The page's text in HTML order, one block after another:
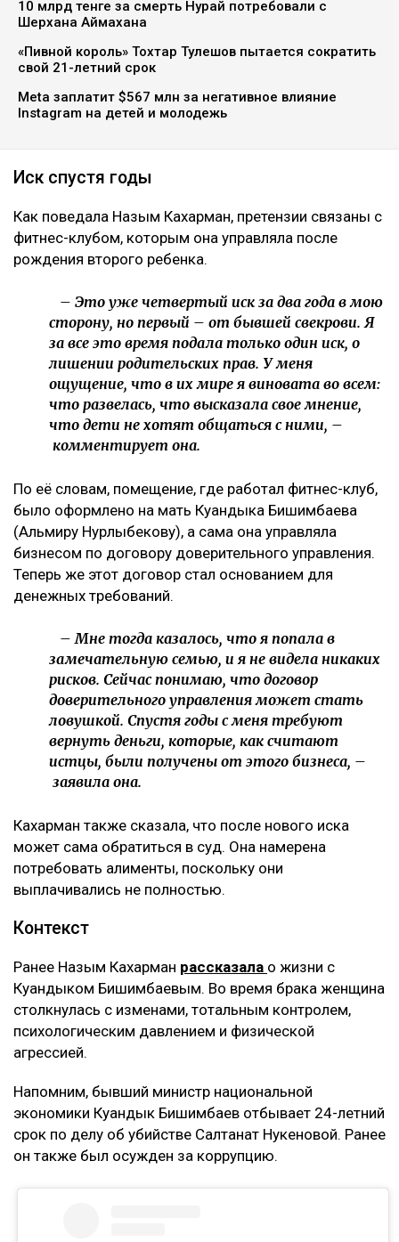
Коллаж Ulysmedia.kz
мужа Куандыка Бишимбаева подала против нее иск
почти на 25 млн тенге. По словам Кахарман, это
четвертое судебное разбирательство,
инициированное семьей осужденного экс-министра
за последние два года, ссообщает Ulysmedia.kz.
ЧИТАЙТЕ ТАКЖЕ
10 млрд тенге за смерть Нурай потребовали с
Шерхана Аймахана
«Пивной король» Тохтар Тулешов пытается сократить
свой 21-летний срок
Meta заплатит $567 млн за негативное влияние
Instagram на детей и молодежь
Иск спустя годы
Как поведала Назым Кахарман, претензии связаны с
фитнес-клубом, которым она управляла после
рождения второго ребенка.
сторону, но первый – от бывшей свекрови. Я
за все это время подала только один иск, о
лишении родительских прав. У меня
ощущение, что в их мире я виновата во всем:
что развелась, что высказала свое мнение,
что дети не хотят общаться с ними, –
комментирует она.
было оформлено на мать Куандыка Бишимбаева
(Альмиру Нурлыбекову), а сама она управляла
бизнесом по договору доверительного управления.
Теперь же этот договор стал основанием для
денежных требований.
– Мне тогда казалось, что я попала в
замечательную семью, и я не видела никаких
рисков. Сейчас понимаю, что договор
доверительного управления может стать
ловушкой. Спустя годы с меня требуют
вернуть деньги, которые, как считают
истцы, были получены от этого бизнеса, –
заявила она.
Кахарман также сказала, что после нового иска
может сама обратиться в суд. Она намерена
потребовать алименты, поскольку они